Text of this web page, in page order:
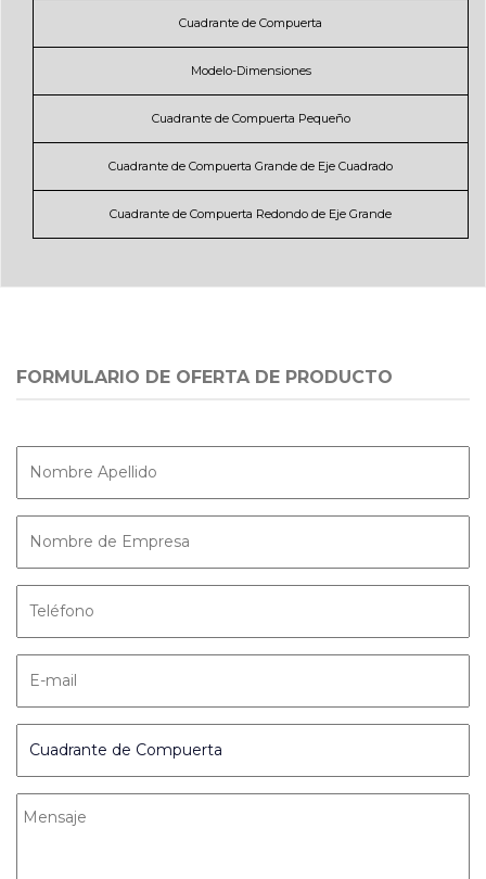
Cuadrante de Compuerta
Modelo-Dimensiones
Cuadrante de Compuerta Pequeño
Cuadrante de Compuerta Grande de Eje Cuadrado
Cuadrante de Compuerta Redondo de Eje Grande
FORMULARIO DE OFERTA DE PRODUCTO